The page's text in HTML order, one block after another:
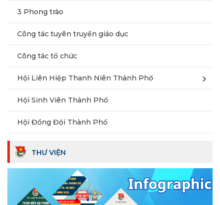
3 Phong trào
Công tác tuyên truyền giáo dục
Công tác tổ chức
Hội Liên Hiệp Thanh Niên Thành Phố
Hội Sinh Viên Thành Phố
Hội Đồng Đội Thành Phố
THƯ VIỆN